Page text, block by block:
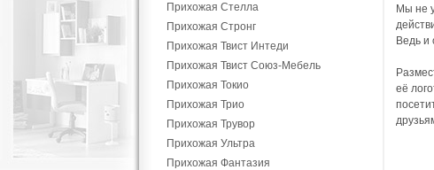
Прихожая Стелла
Прихожая Стронг
Прихожая Твист Интеди
Прихожая Твист Союз-Мебель
Прихожая Токио
Прихожая Трио
Прихожая Трувор
Прихожая Ультра
Прихожая Фантазия
Мы не
Ведь и
её